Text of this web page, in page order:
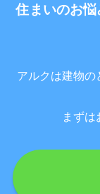
住まいのお悩
アルクは建物
まずは